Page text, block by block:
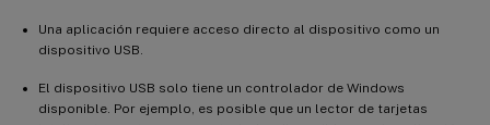
Una aplicación requiere acceso directo al dispositivo como un
dispositivo USB.
El dispositivo USB solo tiene un controlador de Windows
disponible. Por ejemplo, es posible que un lector de tarjetas